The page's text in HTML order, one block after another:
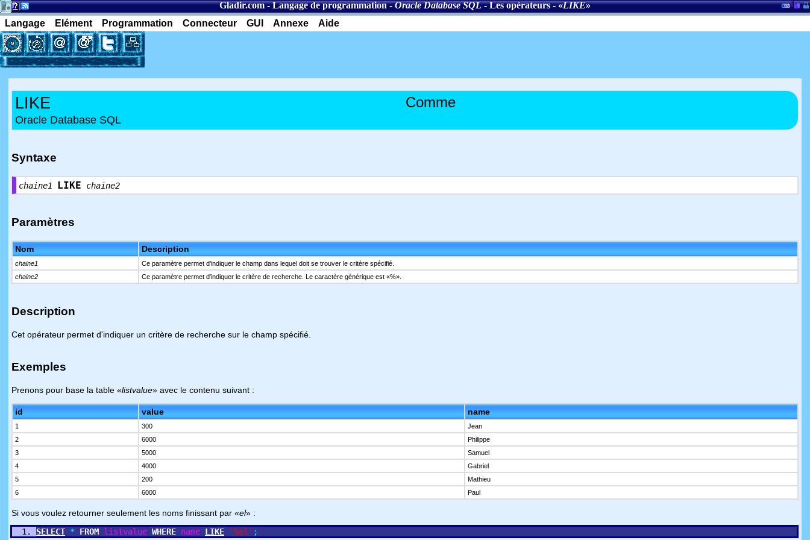
Gladir.com-Langage de programmation-Oracle Database SQL-Les opérateurs- «LIKE»
Langage
Elément Programmation Connecteur GUI Annexe Aide
LIKE Comme
Oracle Database SQL
Syntaxe
chaine1 LIKE chaine2
Paramètres
Nom Description
chaine1
Ce paramètre permet d'indiquer le champ dans lequel doit se trouver le critère spécifié.
chaine2
Ce paramètre permet d'indiquer le critère de recherche. Le caractère générique est «%».
Description
Cet opérateur permet d'indiquer un critère de recherche sur le champ spécifié.
Exemples
Prenons pour base la table «listvalue» avec le contenu suivant :
id value name
1 300
Jean
2
6000
Philippe
3
5000
Samuel
4
4000
Gabriel
5
200
Mathieu
6
6000 Paul
Si vous voulez retourner seulement les noms finissant par «el» :
SELECT * FROM listvalue WHERE name LIKE '%el' ;